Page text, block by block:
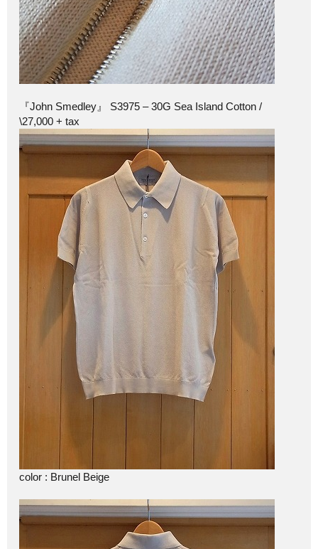
『John Smedley』 S3975 – 30G Sea Island Cotton /
\27,000 + tax
color : Brunel Beige